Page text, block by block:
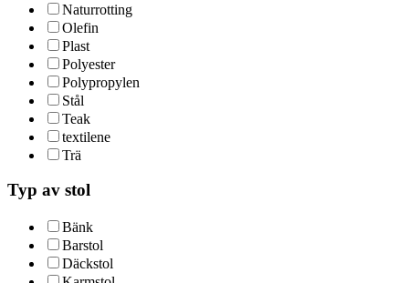
Naturrotting
Olefin
Plast
Polyester
Polypropylen
Stål
Teak
textilene
Trä
Typ av stol
Bänk
Barstol
Däckstol